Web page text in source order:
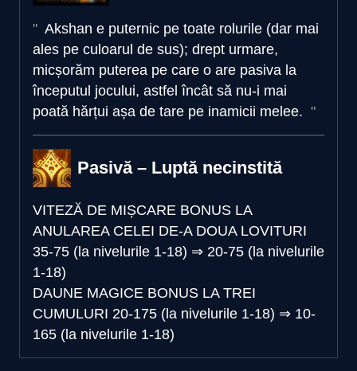
Akshan e puternic pe toate rolurile (dar mai
ales pe culoarul de sus); drept urmare,
micșorăm puterea pe care o are pasiva la
începutul jocului, astfel încât să nu-i mai
poată hărțui așa de tare pe inamicii melee.
Pasivă – Luptă necinstită
VITEZĂ DE MIȘCARE BONUS LA
ANULAREA CELEI DE-A DOUA LOVITURI
35-75 (la nivelurile 1-18) ⇒ 20-75 (la nivelurile
1-18)
DAUNE MAGICE BONUS LA TREI
CUMULURI 20-175 (la nivelurile 1-18) ⇒ 10-
165 (la nivelurile 1-18)